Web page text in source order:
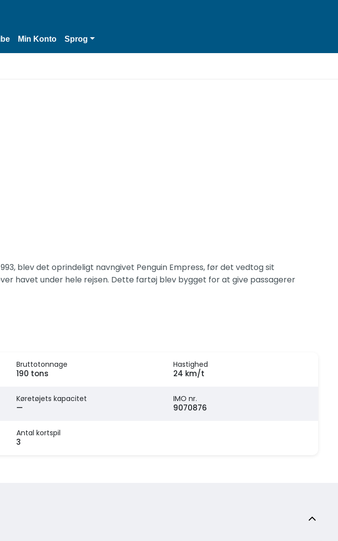
Min Konto Sprog
blev det oprindeligt navngivet Penguin Empress, før det vedtog sit
havet under hele rejsen. Dette fartøj blev bygget for at give passagerer
Bruttotonnage
190 tons
Hastighed
24 km/t
Køretøjets kapacitet
—
IMO nr.
9070876
Antal kortspil
3